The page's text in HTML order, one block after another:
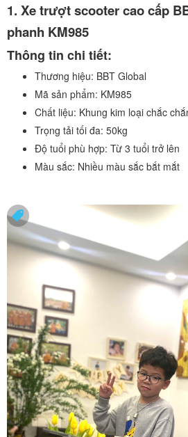
1. Xe trượt scooter cao cấp
phanh KM985
Thông tin chi tiết:
Thương hiệu: BBT Global
Mã sản phẩm: KM985
Chất liệu: Khung kim loại chắc
Trọng tải tối đa: 50kg
Độ tuổi phù hợp: Từ 3 tuổi trở lên
Màu sắc: Nhiều màu sắc bắt mắt